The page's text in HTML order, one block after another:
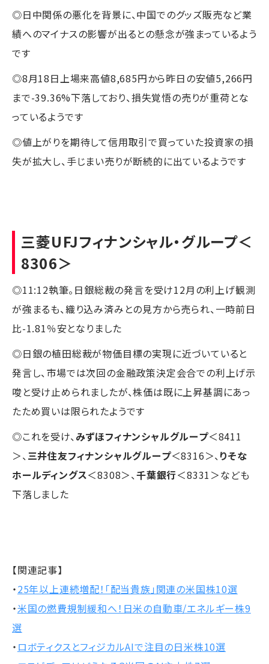
◎日中関係の悪化を背景に、中国でのグッズ販売など業
績へのマイナスの影響が出るとの懸念が強まっているよう
です
◎8月18日上場来高値8,685円から昨日の安値5,266円
まで-39.36%下落しており、損失覚悟の売りが重荷とな
っているようです
◎値上がりを期待して信用取引で買っていた投資家の損
失が拡大し、手じまい売りが断続的に出ているようです
三菱UFJフィナンシャル・グループ＜
8306＞
◎11:12執筆。日銀総裁の発言を受け12月の利上げ観測
が強まるも、織り込み済みとの見方から売られ、一時前日
比-1.81％安となりました
◎日銀の植田総裁が物価目標の実現に近づいていると
発言し、市場では次回の金融政策決定会合での利上げ示
唆と受け止められましたが、株価は既に上昇基調にあっ
たため買いは限られたようです
◎これを受け、 みずほフィナンシャルグループ＜8411
＞、 三井住友フィナンシャルグループ＜8316＞、 りそな
ホールディングス＜8308＞、千葉銀行＜8331＞なども
下落しました
【関連記事】
・25年以上連続増配！「配当貴族」関連の米国株10選
・米国の燃費規制緩和へ！日米の自動車/エネルギー株9
選
・ ロボティクスとフィジカルAIで注目の日米株10選